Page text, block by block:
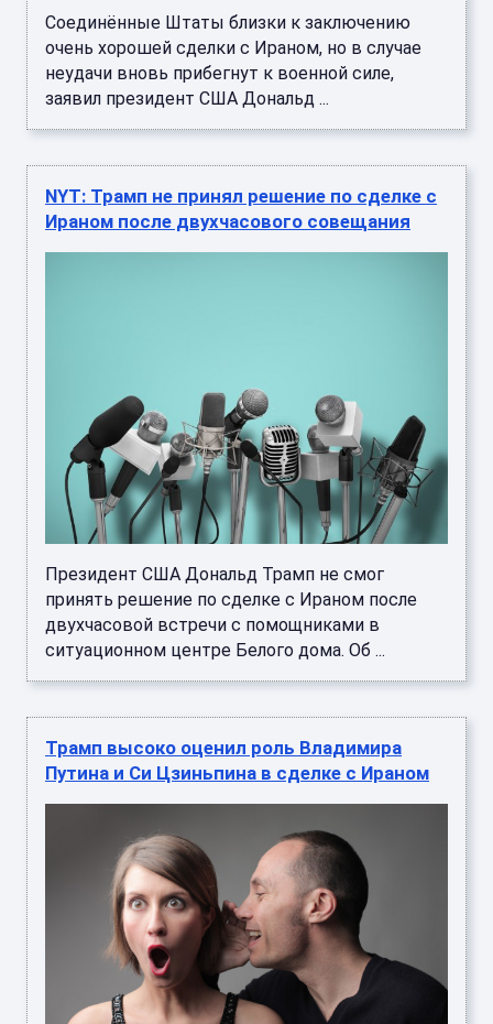
Соединённые Штаты близки к заключению
очень хорошей сделки с Ираном, но в случае
неудачи вновь прибегнут к военной силе,
заявил президент США Дональд ...
NYT: Трамп не принял решение по сделке с
Ираном после двухчасового совещания
Президент США Дональд Трамп не смог
принять решение по сделке с Ираном после
двухчасовой встречи с помощниками в
ситуационном центре Белого дома. Об ...
Трамп высоко оценил роль Владимира
Путина и Си Цзиньпина в сделке с Ираном